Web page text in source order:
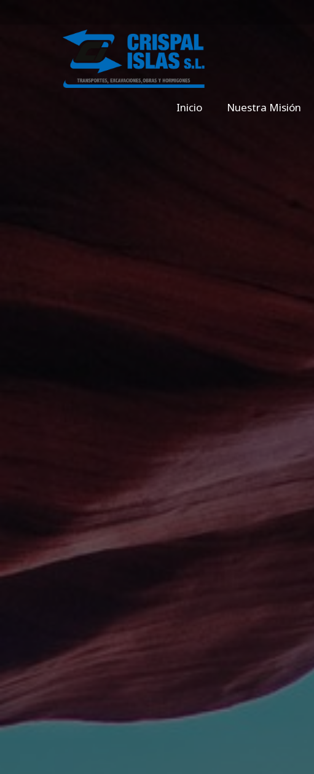
Inicio Nuestra Misión